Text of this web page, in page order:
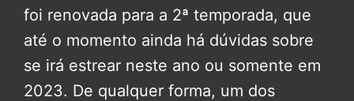
foi renovada para a 2ª temporada, que
até o momento ainda há dúvidas sobre
se irá estrear neste ano ou somente em
2023. De qualquer forma, um dos